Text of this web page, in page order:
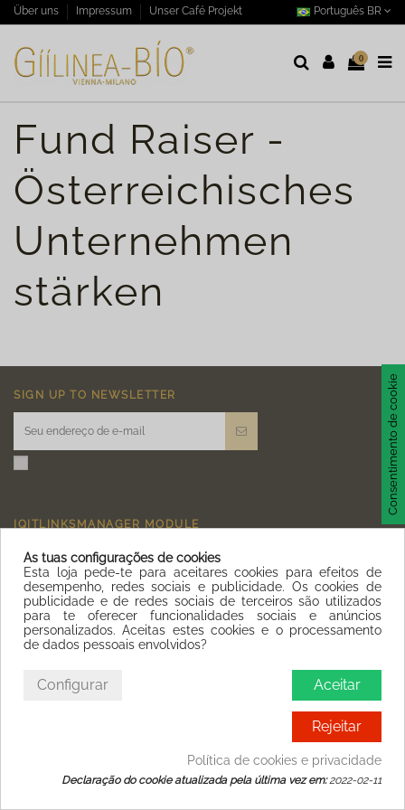
Über uns Impressum Unser Café Projekt Português BR
0
Fund Raiser -
Österreichisches
Unternehmen
stärken
SIGN UP TO NEWSLETTER
IQITLINKSMANAGER MODULE
CONTACT US
As tuas configurações de cookies
Esta loja pede-te para aceitares cookies para efeitos de
desempenho, redes sociais e publicidade. Os cookies de
publicidade e de redes sociais de terceiros são utilizados
para te oferecer funcionalidades sociais e anúncios
personalizados. Aceitas estes cookies e o processamento
de dados pessoais envolvidos?
Aceitar
Rejeitar
Configurar
Política de cookies e privacidade
Declaração do cookie atualizada pela última vez em:2022-02-11
Consentimento de cookie